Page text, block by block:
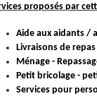
proposés par
Aide aux aidants /
Livraisons de repas
Ménage -
Petit bricolage -
Services pour